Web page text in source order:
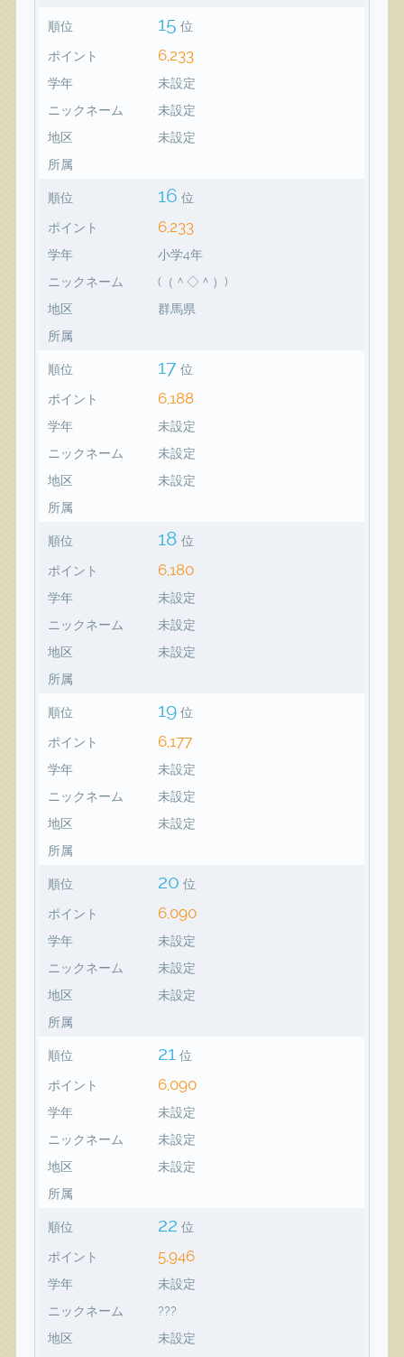
順位 15 位
ポイント 6,233
学年
未設定
ニックネーム
未設定
地区
未設定
所属
順位 16 位
ポイント 6,233
学年
小学4年
ニックネーム
(（＾◇＾）)
地区
群馬県
所属
順位 17 位
ポイント 6,188
学年
未設定
ニックネーム
未設定
地区
未設定
所属
順位 18 位
ポイント 6,180
学年
未設定
ニックネーム
未設定
地区
未設定
所属
順位 19 位
ポイント 6,177
学年
未設定
ニックネーム
未設定
地区
未設定
所属
順位 20 位
ポイント 6,090
学年
未設定
ニックネーム
未設定
地区
未設定
所属
順位 21 位
ポイント 6,090
学年
未設定
ニックネーム
未設定
地区
未設定
所属
順位 22 位
ポイント 5,946
学年
未設定
ニックネーム
???
地区
未設定